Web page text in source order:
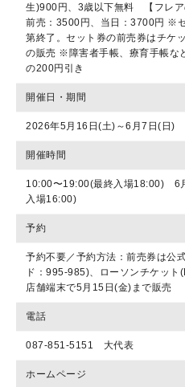
生)900円、3歳以下無料 【フレア
前売：3500円、当日：3700円 ※
第終了。セット券の前売券はチケ
の販売 ※障害者手帳、療育手帳な
の200円引き
開催日・期間
2026年5月16日(土)～6月7日(日)
開催時間
10:00〜19:00(最終入場18:00) 6
入場16:00)
予約
予約不要／予約方法：前売券は公
ド：995-985)、ローソンチケッ
店舗端末で5月15日(金)まで販売
電話
087-851-5151 大代表
ホームページ